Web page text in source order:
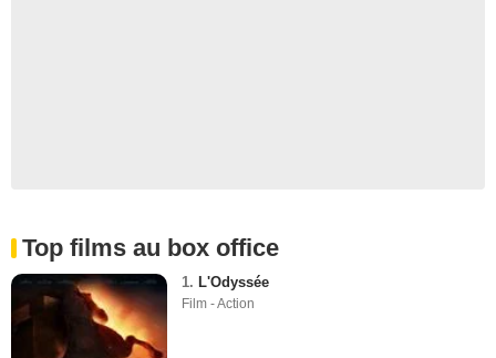
Top films au box office
1. L'Odyssée
Film - Action